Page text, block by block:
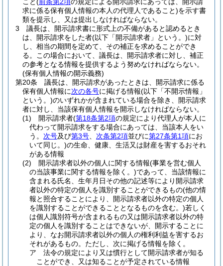
求に係る保有個人情報の本人の代理人であること)を示す書
類を提示し、又は提出しなければならない。
3
議長は、開示請求書に形式上の不備があると認めるとき
は、開示請求をした者(以下「開示請求者」という。)に対
し、相当の期間を定めて、その補正を求めることができ
る。
この場合において、議長は、開示請求者に対し、補正
の参考となる情報を提供するよう努めなければならない。
(保有個人情報の開示義務)
第20条
議長は、開示請求があったときは、開示請求に係る
保有個人情報に次の各号に掲げる情報(以下「不開示情報」
という。)のいずれかが含まれている場合を除き、開示請求
者に対し、当該保有個人情報を開示しなければならない。
(1)
開示請求者(第18条第2項の規定により代理人が本人に
代わって開示請求をする場合にあっては、当該本人をい
う。 次号及び第3号 次条第2項並びに第27条第1項にお
いて同じ。)の生命、健康、生活又は財産を害するおそれ
がある情報
(2)
開示請求者以外の個人に関する情報(事業を営む個人
の当該事業に関する情報を除く。)であって、当該情報に
含まれる氏名、生年月日その他の記述等により開示請求
者以外の特定の個人を識別することができるもの(他の情
報と照合することにより、開示請求者以外の特定の個人
を識別することができることとなるものを含む。)若しく
は個人識別符号が含まれるもの又は開示請求者以外の特
定の個人を識別することはできないが、開示することに
より、なお開示請求者以外の個人の権利利益を害するお
それがあるもの。 ただし、次に掲げる情報を除く。
ア
法令の規定により又は慣行として開示請求者が知る
ことができ、又は知ることが予定されている情報